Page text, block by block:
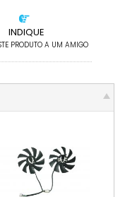
INDIQUE
PRODUTO A UM AMIGO